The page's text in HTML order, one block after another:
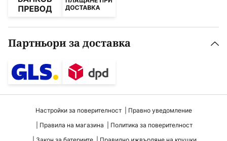
Партньори за доставка
Настройки за поверителност
Правно уведомление
Правила на магазина
Политика за поверителност